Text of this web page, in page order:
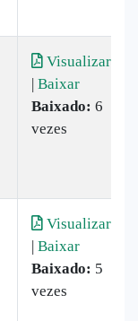
Visualizar
| Baixar
Baixado: 6
vezes
Visualizar
| Baixar
Baixado: 5
vezes